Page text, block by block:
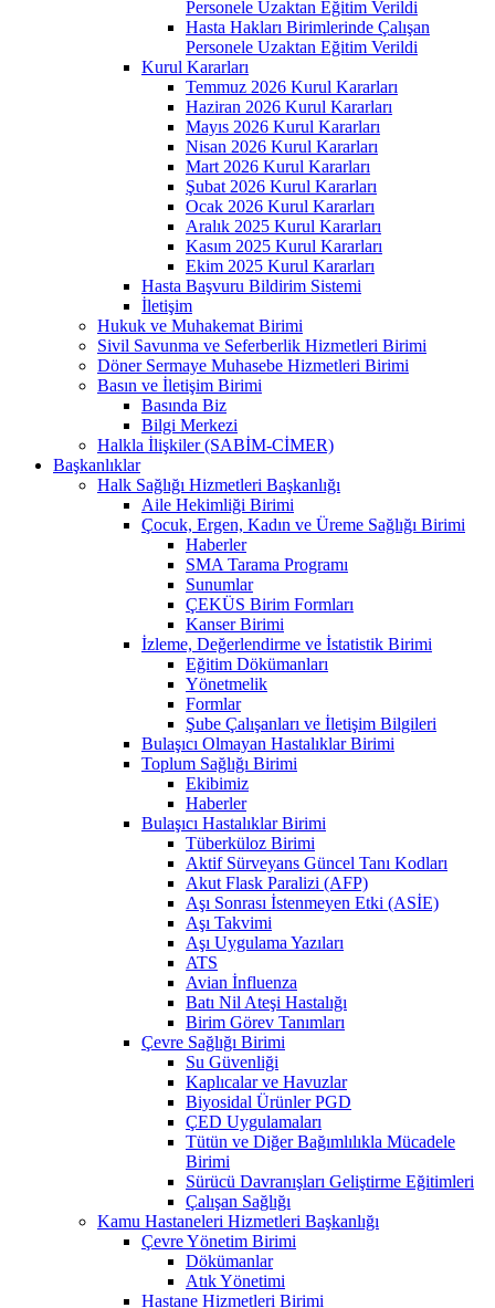
Personele Uzaktan Eğitim Verildi
Hasta Hakları Birimlerinde Çalışan
Personele Uzaktan Eğitim Verildi
Kurul Kararları
Temmuz 2026 Kurul Kararları
Haziran 2026 Kurul Kararları
Mayıs 2026 Kurul Kararları
Nisan 2026 Kurul Kararları
Mart 2026 Kurul Kararları
Şubat 2026 Kurul Kararları
Ocak 2026 Kurul Kararları
Aralık 2025 Kurul Kararları
Kasım 2025 Kurul Kararları
Ekim 2025 Kurul Kararları
Hasta Başvuru Bildirim Sistemi
İletişim
Hukuk ve Muhakemat Birimi
Sivil Savunma ve Seferberlik Hizmetleri Birimi
Döner Sermaye Muhasebe Hizmetleri Birimi
Basın ve İletişim Birimi
Basında Biz
Bilgi Merkezi
Halkla İlişkiler (SABİM-CİMER)
Başkanlıklar
Halk Sağlığı Hizmetleri Başkanlığı
Aile Hekimliği Birimi
Çocuk, Ergen, Kadın ve Üreme Sağlığı Birimi
Haberler
SMA Tarama Programı
Sunumlar
ÇEKÜS Birim Formları
Kanser Birimi
İzleme, Değerlendirme ve İstatistik Birimi
Eğitim Dökümanları
Yönetmelik
Formlar
Şube Çalışanları ve İletişim Bilgileri
Bulaşıcı Olmayan Hastalıklar Birimi
Toplum Sağlığı Birimi
Ekibimiz
Haberler
Bulaşıcı Hastalıklar Birimi
Tüberküloz Birimi
Aktif Sürveyans Güncel Tanı Kodları
Akut Flask Paralizi (AFP)
Aşı Sonrası İstenmeyen Etki (ASİE)
Aşı Takvimi
Aşı Uygulama Yazıları
ATS
Avian İnfluenza
Batı Nil Ateşi Hastalığı
Birim Görev Tanımları
Çevre Sağlığı Birimi
Su Güvenliği
Kaplıcalar ve Havuzlar
Biyosidal Ürünler PGD
ÇED Uygulamaları
Tütün ve Diğer Bağımlılıkla Mücadele
Birimi
Sürücü Davranışları Geliştirme Eğitimleri
Çalışan Sağlığı
Kamu Hastaneleri Hizmetleri Başkanlığı
Çevre Yönetim Birimi
Dökümanlar
Atık Yönetimi
Hastane Hizmetleri Birimi